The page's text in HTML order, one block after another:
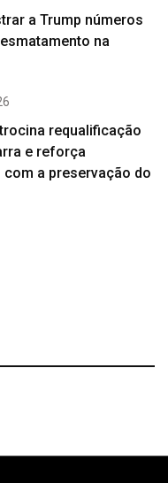
a Trump números
na
requalificação
e reforça
a preservação do